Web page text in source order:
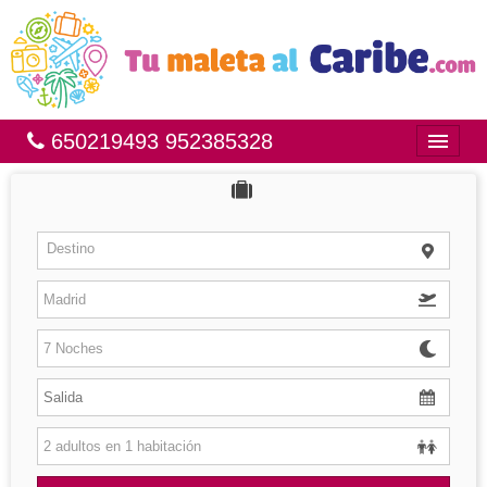
650219493 952385328
Bahía Príncipe
México
República Dominicana
Brasil
Islas
Hoteles
Destino